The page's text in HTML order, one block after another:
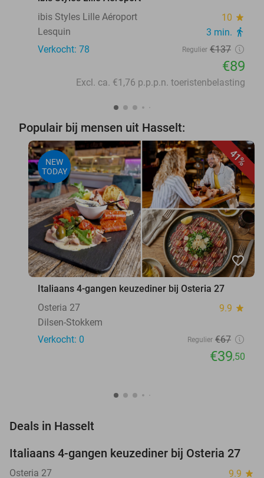
ibis Styles Lille Aéroport
10 star
Lesquin 3 min. directions_walk
Verkocht: 78 Regulier €137
€89
Excl. ca. €1,76 p.p.p.n. toeristenbelasting
Populair bij mensen uit Hasselt:
41%
NEW
TODAY
favorite_border
Italiaans 4-gangen keuzediner bij Osteria 27
Osteria 27
9.9 star
Dilsen-Stokkem
Verkocht: 0
Regulier €67
€39,50
Deals in Hasselt
41%
TODAY
Italiaans 4-gangen keuzediner bij Osteria 27
Osteria 27 9.9 star